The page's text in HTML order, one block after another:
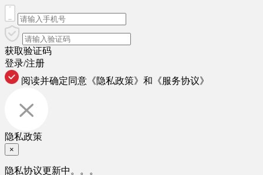
获取验证码
登录/注册
阅读并确定同意 《隐私政策》 和 《服务协议》
隐私政策
×
隐私协议更新中。。。